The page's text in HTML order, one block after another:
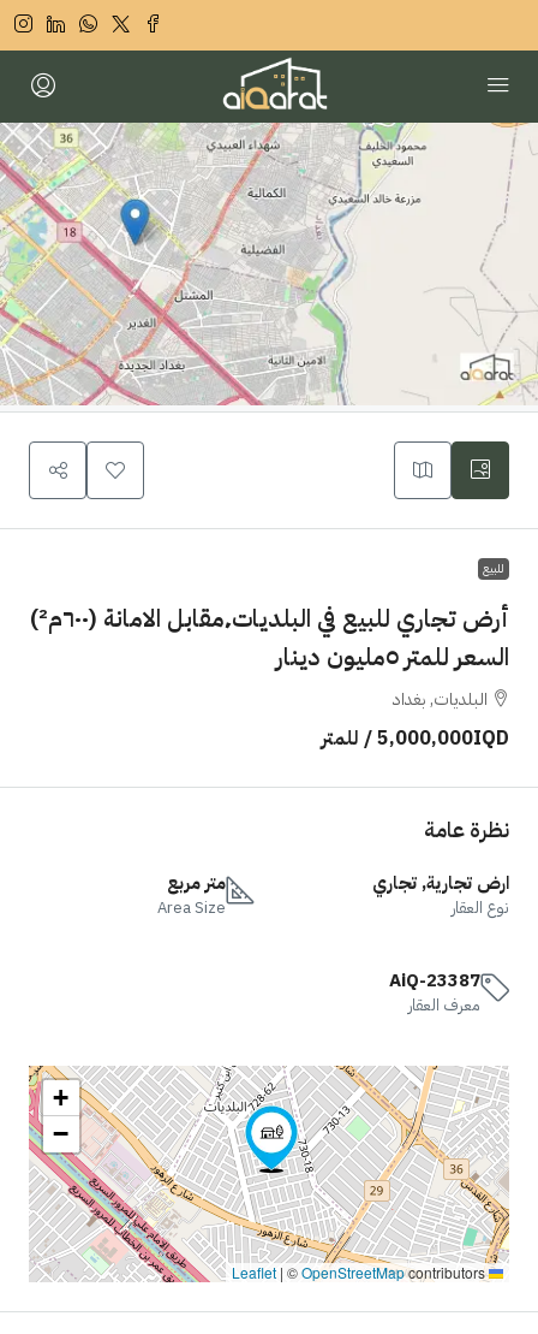
للبيع
أرض تجاري للبيع في البلديات٬مقابل الامانة (٦٠٠م²)
السعر للمتر ٥مليون دينار
البلديات, بغداد
5,000,000IQD/ للمتر
نظرة عامة
ارض تجارية, تجاري
نوع العقار
متر مربع
Area Size
AiQ-23387
معرف العقار
+
−
Leaflet
| ©OpenStreetMapcontributors